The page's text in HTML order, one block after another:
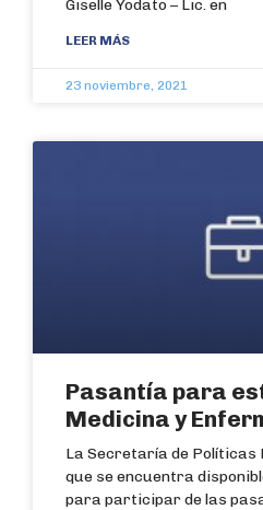
Giselle Yodato – Lic. en
LEER MÁS
23 noviembre, 2021
Pasantía para
Medicina y
La Secretaría de
que se encuentra
para participar de las